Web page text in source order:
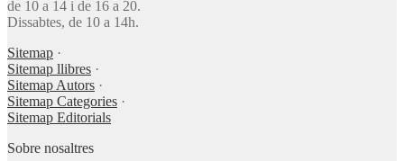
de 10 a 14 i de 16 a 20.
Dissabtes, de 10 a 14h.
Sitemap ·
Sitemap llibres ·
Sitemap Autors ·
Sitemap Categories ·
Sitemap Editorials
Sobre nosaltres